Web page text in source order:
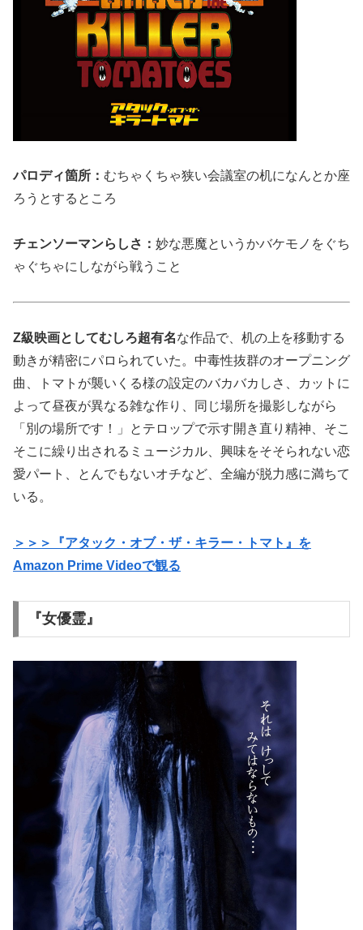
パロディ箇所： むちゃくちゃ狭い会議室の机になんとか座
ろうとするところ
チェンソーマンらしさ： 妙な悪魔というかバケモノをぐち
ゃぐちゃにしながら戦うこと
Z級映画としてむしろ超有名な作品で、机の上を移動する
動きが精密にパロられていた。中毒性抜群のオープニング
曲、トマトが襲いくる様の設定のバカバカしさ、カットに
よって昼夜が異なる雑な作り、同じ場所を撮影しながら
「別の場所です！」とテロップで示す開き直り精神、そこ
そこに繰り出されるミュージカル、興味をそそられない恋
愛パート、とんでもないオチなど、全編が脱力感に満ちて
いる。
＞＞＞『アタック・オブ・ザ・キラー・トマト』を
Amazon Prime Videoで観る
『女優霊』